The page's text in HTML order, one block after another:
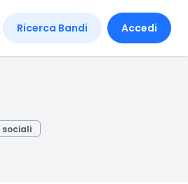
Ricerca Bandi Accedi
sociali